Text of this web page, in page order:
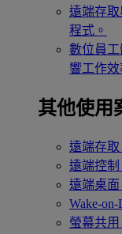
遠端存
程式。
數位員
響工作效
其他使用
遠端存取
遠端控制
遠端桌面
Wake-
螢幕共用